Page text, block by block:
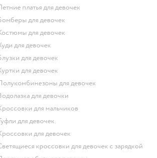
Летние платья для девочек
Бомберы для девочек
Костюмы для девочек
Худи для девочек
Блузки для девочек
Куртки для девочек
Полукомбинезоны для девочек
Водолазка для девочки
Кроссовки для мальчиков
Туфли для девочек
Кроссовки для девочек
Светящиеся кроссовки для девочек с зарядкой